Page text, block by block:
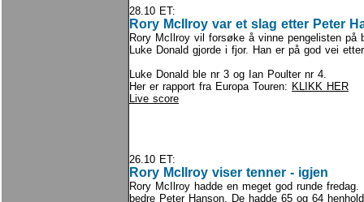
28.10 ET:
Rory McIlroy var et slag etter Peter
Rory McIlroy vil forsøke å vinne pengelisten på
Luke Donald gjorde i fjor. Han er på god vei
Luke Donald ble nr 3 og Ian Poulter nr 4.
Her er rapport fra Europa Touren: KLIKK HER
Live score
26.10 ET:
Rory McIlroy viser tenner - igjen
Rory McIlroy hadde en meget god runde
bedre Peter Hanson. De hadde 65 og 64